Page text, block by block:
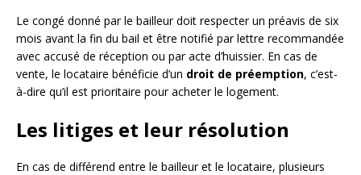
Le congé donné par le bailleur doit respecter un préavis de six
mois avant la fin du bail et être notifié par lettre recommandée
avec accusé de réception ou par acte d’huissier. En cas de
vente, le locataire bénéficie d’un droit de préemption, c’est-
à-dire qu’il est prioritaire pour acheter le logement.
Les litiges et leur résolution
En cas de différend entre le bailleur et le locataire, plusieurs